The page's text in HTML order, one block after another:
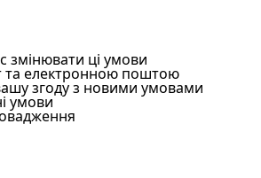
ці умови
та електронною поштою
згоду з новими умовами
умови